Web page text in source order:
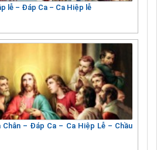
lễ – Đáp Ca – Ca Hiệp lễ
Chân – Đáp Ca – Ca Hiệp Lễ – Chầu